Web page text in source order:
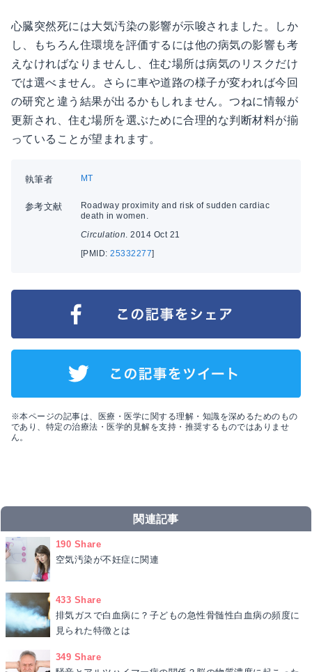
心臓突然死には大気汚染の影響が示唆されました。しか
し、もちろん住環境を評価するには他の病気の影響も考
えなければなりませんし、住む場所は病気のリスクだけ
では選べません。さらに車や道路の様子が変われば今回
の研究と違う結果が出るかもしれません。つねに情報が
更新され、住む場所を選ぶために合理的な判断材料が揃
っていることが望まれます。
執筆者 MT
参考文献
Roadway proximity and risk of sudden cardiac
death in women.
Circulation. 2014 Oct 21
[PMID:25332277]
※本ページの記事は、医療・医学に関する理解・知識を深めるためのもの
であり、特定の治療法・医学的見解を支持・推奨するものではありませ
ん。
関連記事
190 Share
空気汚染が不妊症に関連
433 Share
排気ガスで白血病に？子どもの急性骨髄性白血病の頻度に
見られた特徴とは
349 Share